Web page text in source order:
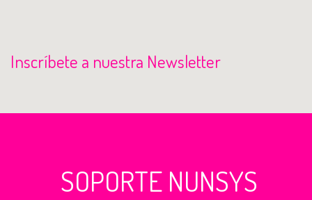
Inscríbete a nuestra Newsletter
SOPORTE NUNSYS